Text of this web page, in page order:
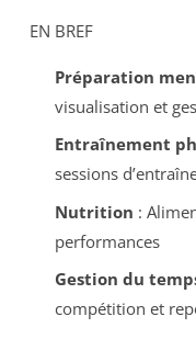
EN BREF
Préparation
visualisation et
Entraînement
sessions
Nutrition :
performances
Gestion du
compétition et